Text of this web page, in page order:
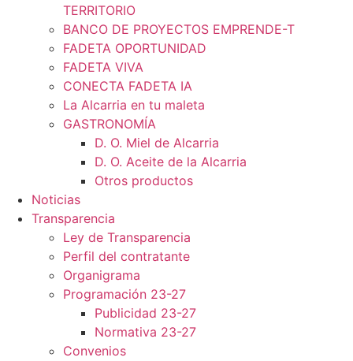
TERRITORIO
BANCO DE PROYECTOS EMPRENDE-T
FADETA OPORTUNIDAD
FADETA VIVA
CONECTA FADETA IA
La Alcarria en tu maleta
GASTRONOMÍA
D. O. Miel de Alcarria
D. O. Aceite de la Alcarria
Otros productos
Noticias
Transparencia
Ley de Transparencia
Perfil del contratante
Organigrama
Programación 23-27
Publicidad 23-27
Normativa 23-27
Convenios